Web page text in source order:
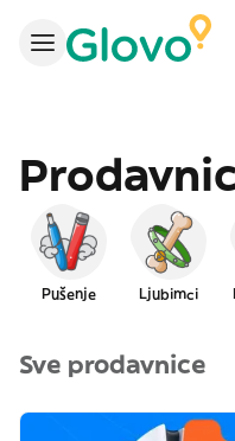
Pušenje Ljubimci
Sve prodavnice